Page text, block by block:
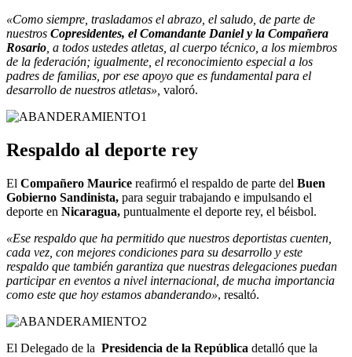
«Como siempre, trasladamos el abrazo, el saludo, de parte de
nuestros Copresidentes, el Comandante Daniel y la Compañera
Rosario , a todos ustedes atletas, al cuerpo técnico, a los miembros
de la federación; igualmente, el reconocimiento especial a los
padres de familias, por ese apoyo que es fundamental para el
desarrollo de nuestros atletas», valoró.
Respaldo al deporte rey
El Compañero Maurice reafirmó el respaldo de parte del Buen
Gobierno Sandinista, para seguir trabajando e impulsando el
deporte en Nicaragua, puntualmente el deporte rey, el béisbol.
«Ese respaldo que ha permitido que nuestros deportistas cuenten,
cada vez, con mejores condiciones para su desarrollo y este
respaldo que también garantiza que nuestras delegaciones puedan
participar en eventos a nivel internacional, de mucha importancia
como este que hoy estamos abanderando», resaltó.
El Delegado de la Presidencia de la República detalló que la